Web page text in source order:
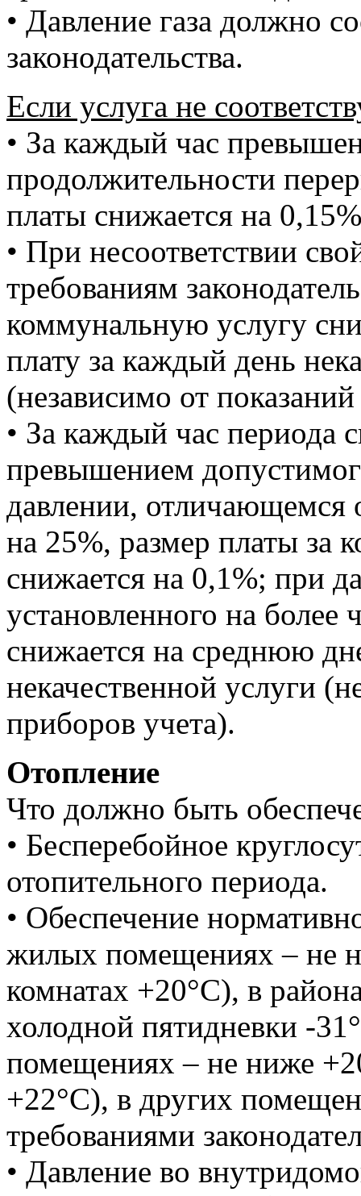
• Давление газа должно
законодательства.
Если услуга не
• За каждый час
продолжительности
платы снижается на
• При несоответствии
требованиям
коммунальную услугу
плату за каждый день
(независимо от
• За каждый час периода
превышением
давлении, отличающемся
на 25%, размер платы за
снижается на 0,1%; при
установленного на более
снижается на среднюю
некачественной услуги
приборов учета).
Отопление
Что должно быть
• Бесперебойное
отопительного периода.
• Обеспечение
жилых помещениях – не
комнатах +20°C), в
холодной пятидневки -
помещениях – не ниже
+22°C), в других
требованиями
• Давление во